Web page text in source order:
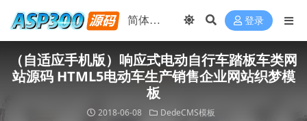
登录
（自适应手机版）响应式电动自行车踏板车类网
站源码 HTML5电动车生产销售企业网站织梦模
板
2018-06-08 DedeCMS模板